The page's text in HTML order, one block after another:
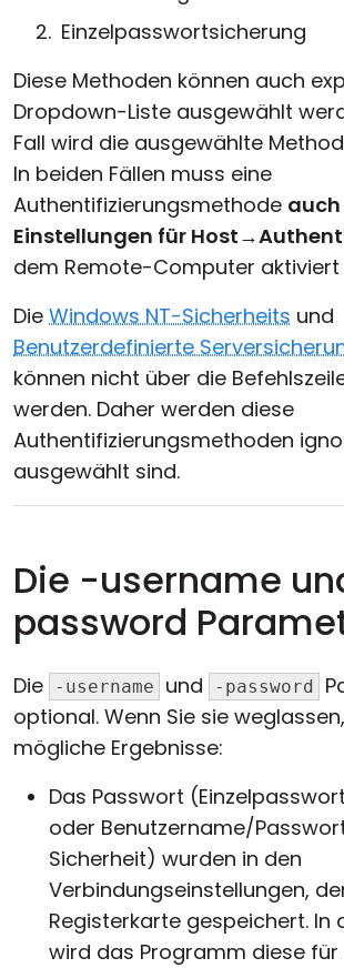
Einzelpasswortsicherung
Diese Methoden können auch
Dropdown-Liste ausgewählt
Fall wird die ausgewählte
In beiden Fällen muss eine
Authentifizierungsmethode auch
Einstellungen für Host→
dem Remote-Computer aktiviert
Die Windows NT-Sicherheits und
Benutzerdefinierte
können nicht über die
werden. Daher werden diese
Authentifizierungsmethoden
ausgewählt sind.
Die -username
password
Die -username und -password
optional. Wenn Sie sie
mögliche Ergebnisse:
Das Passwort
oder Benutzername/
Sicherheit) wurden in den
Verbindungseinstellungen,
Registerkarte gespeichert. In
wird das Programm diese für